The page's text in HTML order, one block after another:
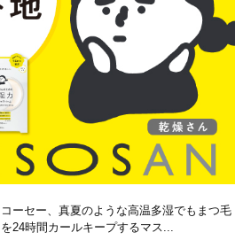
コーセー、真夏のような高温多湿でもまつ毛
を24時間カールキープするマス...